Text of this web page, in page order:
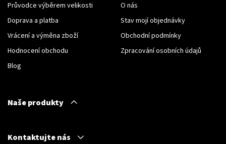
Průvodce výběrem velikosti
Doprava a platba
Vrácení a výměna zboží
Hodnocení obchodu
Blog
O nás
Stav mojí objednávky
Obchodní podmínky
Zpracování osobních údajů
Naše produkty
Kontaktujte nás